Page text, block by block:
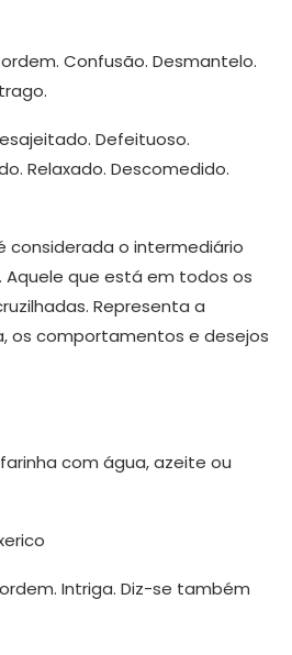
Confusão. Desmantelo.
Defeituoso.
Relaxado. Descomedido.
considerada o intermediário
Aquele que está em todos os
Representa a
os comportamentos e desejos
com água, azeite ou
Intriga. Diz-se também